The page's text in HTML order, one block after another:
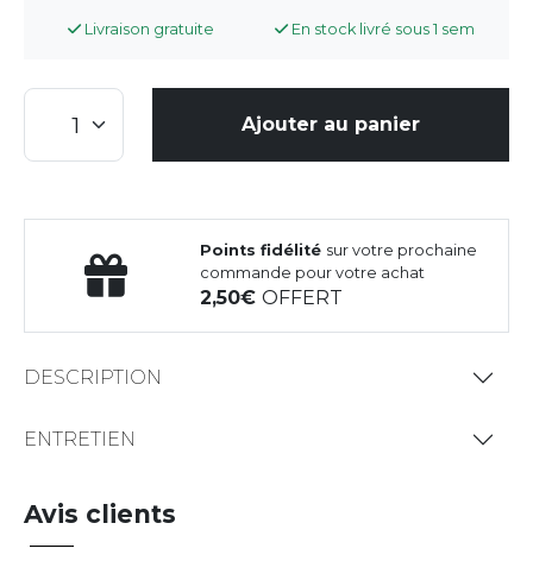
Livraison gratuite En stock livré sous 1 sem
Ajouter au panier
Points fidélité sur votre prochaine
commande pour votre achat
2,50OFFERT
DESCRIPTION
ENTRETIEN
Avis clients